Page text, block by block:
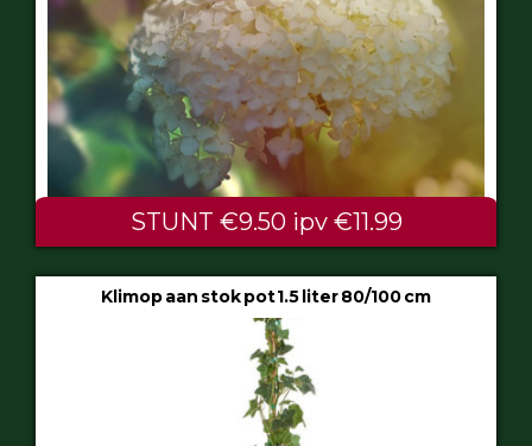
STUNT €9.50 ipv €11.99
Klimop aan stok pot 1.5 liter 80/100 cm